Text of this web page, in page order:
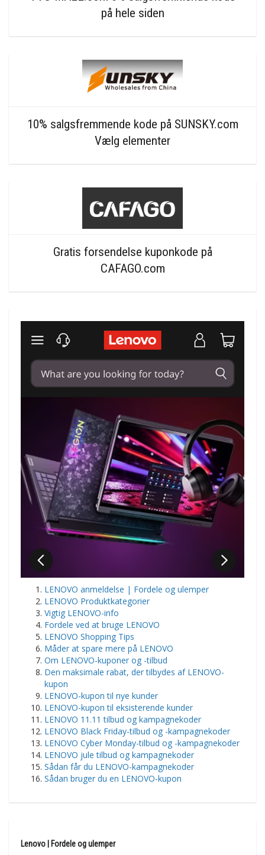
på hele siden
10% salgsfremmende kode på SUNSKY.com
Vælg elementer
Gratis forsendelse kuponkode på
CAFAGO.com
LENOVO anmeldelse | Fordele og ulemper
LENOVO Produktkategorier
Vigtig LENOVO-info
Fordele ved at bruge LENOVO
LENOVO Shopping Tips
Måder at spare mere på LENOVO
Om LENOVO-kuponer og -tilbud
Den maksimale rabat, der tilbydes af LENOVO-
kupon
LENOVO-kupon til nye kunder
LENOVO-kupon til eksisterende kunder
LENOVO 11.11 tilbud og kampagnekoder
LENOVO Black Friday-tilbud og -kampagnekoder
LENOVO Cyber Monday-tilbud og -kampagnekoder
LENOVO jule tilbud og kampagnekoder
Sådan får du LENOVO-kampagnekoder
Sådan bruger du en LENOVO-kupon
Lenovo | Fordele og ulemper